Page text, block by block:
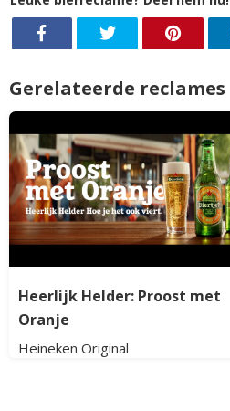
Gerelateerde reclames
Heerlijk Helder: Proost met
Oranje
Heineken Original